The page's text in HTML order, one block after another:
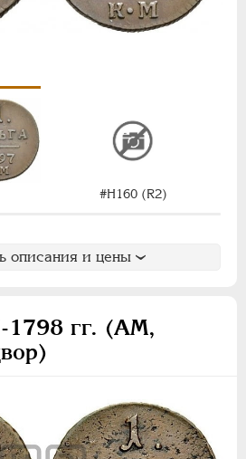
#Н160 (R2)
описания и цены
1798 гг. (АМ,